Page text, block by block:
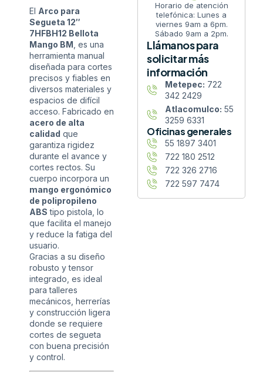
El Arco para
Segueta 12″
7HFBH12 Bellota
Mango BM , es una
herramienta manual
diseñada para cortes
precisos y fiables en
diversos materiales y
espacios de difícil
acceso. Fabricado en
acero de alta
calidad que
garantiza rigidez
durante el avance y
cortes rectos. Su
cuerpo incorpora un
mango ergonómico
de polipropileno
ABS tipo pistola, lo
que facilita el manejo
y reduce la fatiga del
usuario.
Gracias a su diseño
robusto y tensor
integrado, es ideal
para talleres
mecánicos, herrerías
y construcción ligera
donde se requiere
cortes de segueta
con buena precisión
y control.
Horario de atención
telefónica: Lunes a
viernes 9am a 6pm.
Sábado 9am a 2pm.
Llámanos para
solicitar más
información
Metepec: 722
342 2429
Atlacomulco: 55
3259 6331
Oficinas generales
55 1897 3401
722 180 2512
722 326 2716
722 597 7474